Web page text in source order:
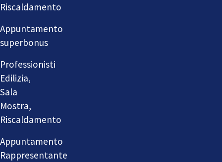
Riscaldamento
Appuntamento
superbonus
Professionisti
Edilizia,
Sala
Mostra,
Riscaldamento
Appuntamento
Rappresentante